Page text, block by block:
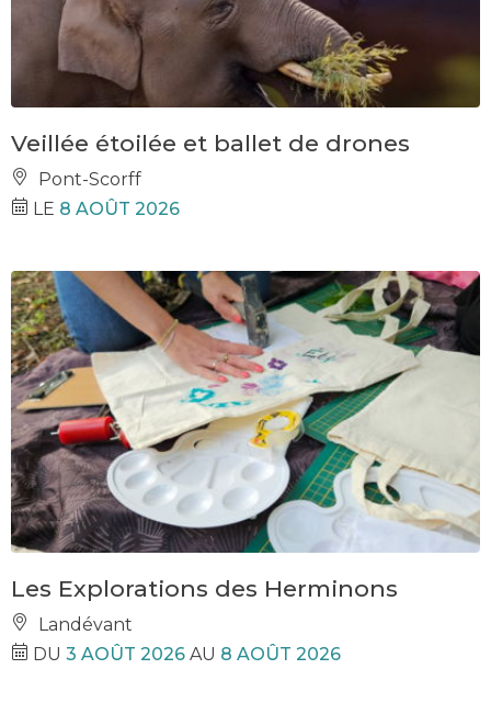
Veillée étoilée et ballet de drones
Pont-Scorff
LE 8 AOÛT 2026
Les Explorations des Herminons
Landévant
DU 3 AOÛT 2026 AU 8 AOÛT 2026